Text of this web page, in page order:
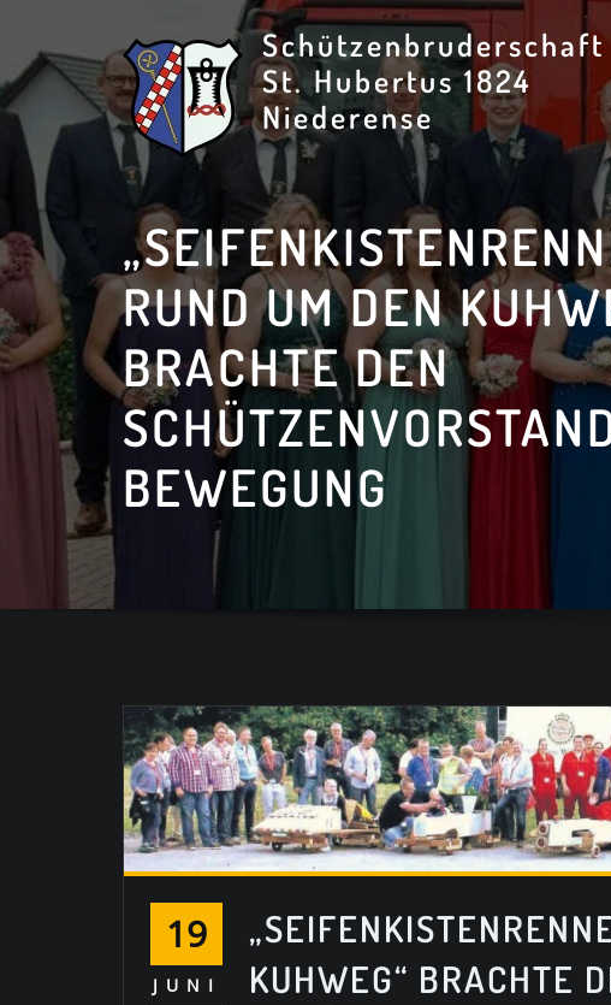
content
Schützenbruderschaft
St. Hubertus 1824
Niederense
RUND UM DEN
BRACHTE DEN
BEWEGUNG
19
JUNI
KUHWEG“ BRACHTE